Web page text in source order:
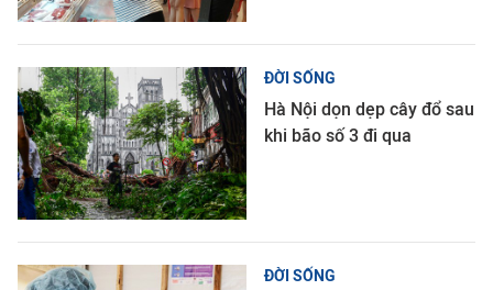
ĐỜI SỐNG
Hà Nội dọn dẹp cây đổ sau
khi bão số 3 đi qua
ĐỜI SỐNG